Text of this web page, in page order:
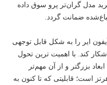
مدل گران‌تر پرو سوق داده
ضمانت گردد.
ایر را به شکل قابل توجهی
کند. با اهمیت ترین تحول
بزرگتر و از آن مهم‌تر
پروموشن با نرخ نوسازی ۱۲۰ هرتز است؛ قابلیتی که تا کنون به